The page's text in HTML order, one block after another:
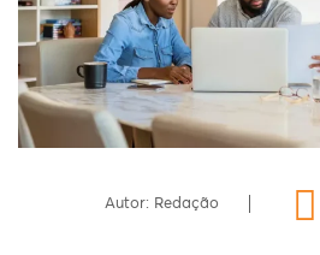
Autor: Redação